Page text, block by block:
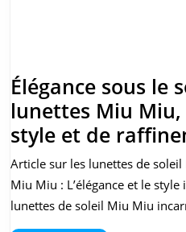
Élégance sous le
lunettes Miu
style et de
Article sur les lunettes de
Miu Miu : L’élégance et le
lunettes de soleil Miu Miu